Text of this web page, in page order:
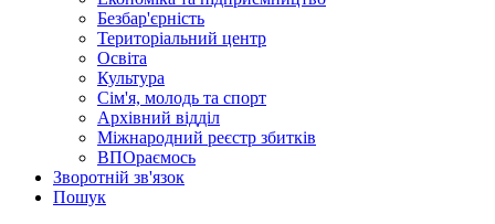
Безбар'єрність
Територіальний центр
Освіта
Культура
Сім'я, молодь та спорт
Архівний відділ
Міжнародний реєстр збитків
ВПОраємось
Зворотній зв'язок
Пошук